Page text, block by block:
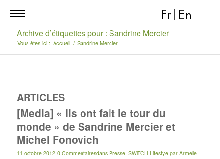
Fr En
Archive d’étiquettes pour : Sandrine Mercier
Vous êtes ici : Accueil / Sandrine Mercier
ARTICLES
[Media] « Ils ont fait le tour du
monde » de Sandrine Mercier et
Michel Fonovich
11 octobre 2012 0 Commentairesdans Presse, SWiTCH Lifestyle par Armelle